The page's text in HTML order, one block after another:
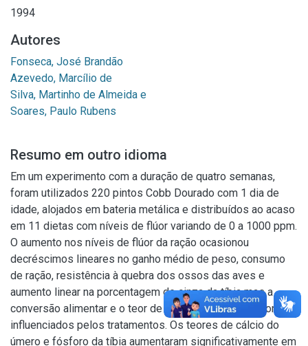
1994
Autores
Fonseca, José Brandão
Azevedo, Marcílio de
Silva, Martinho de Almeida e
Soares, Paulo Rubens
Resumo em outro idioma
Em um experimento com a duração de quatro semanas,
foram utilizados 220 pintos Cobb Dourado com 1 dia de
idade, alojados em bateria metálica e distribuídos ao acaso
em 11 dietas com níveis de flúor variando de 0 a 1000 ppm.
O aumento nos níveis de flúor da ração ocasionou
decréscimos lineares no ganho médio de peso, consumo
de ração, resistência à quebra dos ossos das aves e
aumento linear na porcentagem de cinza da tíbia mas a
conversão alimentar e o teor de cinza do úmero não foram
influenciados pelos tratamentos. Os teores de cálcio do
úmero e fósforo da tíbia aumentaram significativamente em